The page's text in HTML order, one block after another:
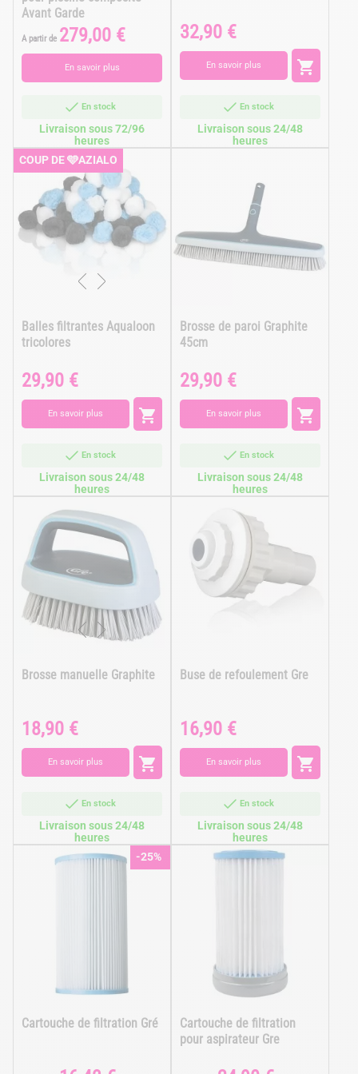
Avant Garde
A partir de Prix
279,00 €
En savoir plus
En stock
Livraison sous 72/96
heures
Prix
32,90 €
En savoir plus 
En stock
Livraison sous 24/48
heures
COUP DE 🩵AZIALO
Balles filtrantes Aqualoon
tricolores
Prix
29,90 €
En savoir plus 
En stock
Livraison sous 24/48
heures
Brosse de paroi Graphite
45cm
Prix
29,90 €
En savoir plus 
En stock
Livraison sous 24/48
heures
Brosse manuelle Graphite
Prix
18,90 €
En savoir plus 
En stock
Livraison sous 24/48
heures
Buse de refoulement Gre
Prix
16,90 €
En savoir plus 
En stock
Livraison sous 24/48
heures
-25%
Cartouche de filtration Gré
Cartouche de filtration
pour aspirateur Gre